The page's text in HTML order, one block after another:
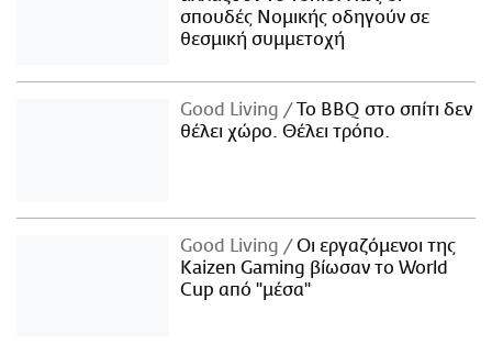
σπουδές Νομικής οδηγούν σε
θεσμική συμμετοχή
Good Living
Το BBQ στο σπίτι δεν
θέλει χώρο. Θέλει τρόπο.
Good Living
Οι εργαζόμενοι της
Kaizen Gaming βίωσαν το World
Cup από "μέσα"